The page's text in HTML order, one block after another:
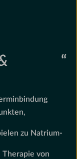
“
zu Natrium-
Therapie von